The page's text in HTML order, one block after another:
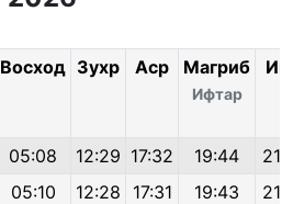
Восход Зухр Аср Магриб
Ифтар
05:08 12:29 17:32 19:44
05:10 12:28 17:31 19:43